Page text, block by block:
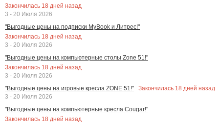
Закончилась 18 дней назад
3 - 20 Июля 2026
"Выгодные цены на подписки MyBook и Литрес!"
Закончилась 18 дней назад
3 - 20 Июля 2026
"Выгодные цены на компьютерные столы Zone 51!"
Закончилась 18 дней назад
3 - 20 Июля 2026
"Выгодные цены на игровые кресла ZONE 51!"
Закончилась 18 дней назад
3 - 20 Июля 2026
"Выгодные цены на компьютерные кресла Cougar!"
Закончилась 18 дней назад